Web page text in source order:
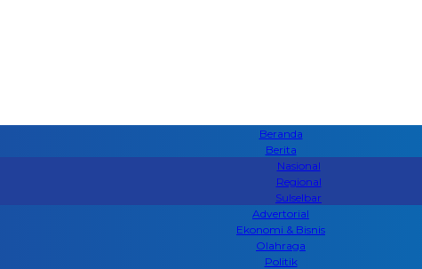
Beranda
Berita
Nasional
Regional
Sulselbar
Advertorial
Ekonomi & Bisnis
Olahraga
Politik